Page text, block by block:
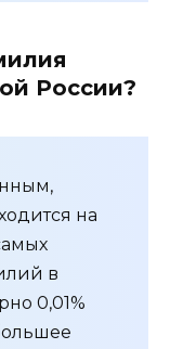
России?
на
в
0,01%